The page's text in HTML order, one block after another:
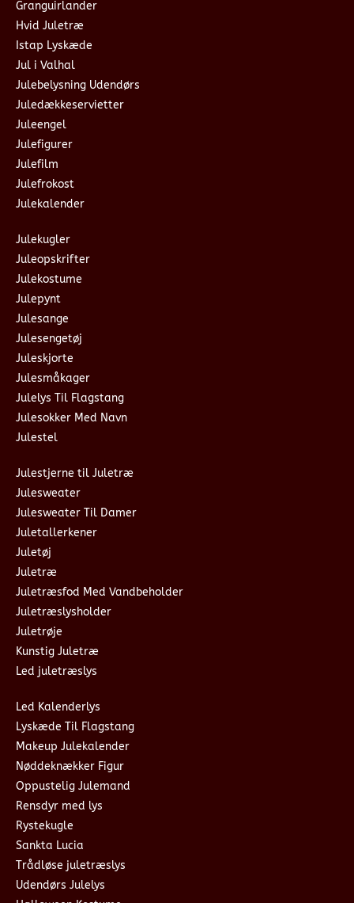
Granguirlander
Hvid Juletræ
Istap Lyskæde
Jul i Valhal
Julebelysning Udendørs
Juledækkeservietter
Juleengel
Julefigurer
Julefilm
Julefrokost
Julekalender
Julekugler
Juleopskrifter
Julekostume
Julepynt
Julesange
Julesengetøj
Juleskjorte
Julesmåkager
Julelys Til Flagstang
Julesokker Med Navn
Julestel
Julestjerne til Juletræ
Julesweater
Julesweater Til Damer
Juletallerkener
Juletøj
Juletræ
Juletræsfod Med Vandbeholder
Juletræslysholder
Juletrøje
Kunstig Juletræ
Led juletræslys
Led Kalenderlys
Lyskæde Til Flagstang
Makeup Julekalender
Nøddeknækker Figur
Oppustelig Julemand
Rensdyr med lys
Rystekugle
Sankta Lucia
Trådløse juletræslys
Udendørs Julelys